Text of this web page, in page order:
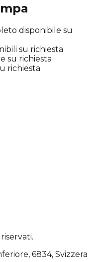
disponibile su
su richiesta
su richiesta
richiesta
6834, Svizzera